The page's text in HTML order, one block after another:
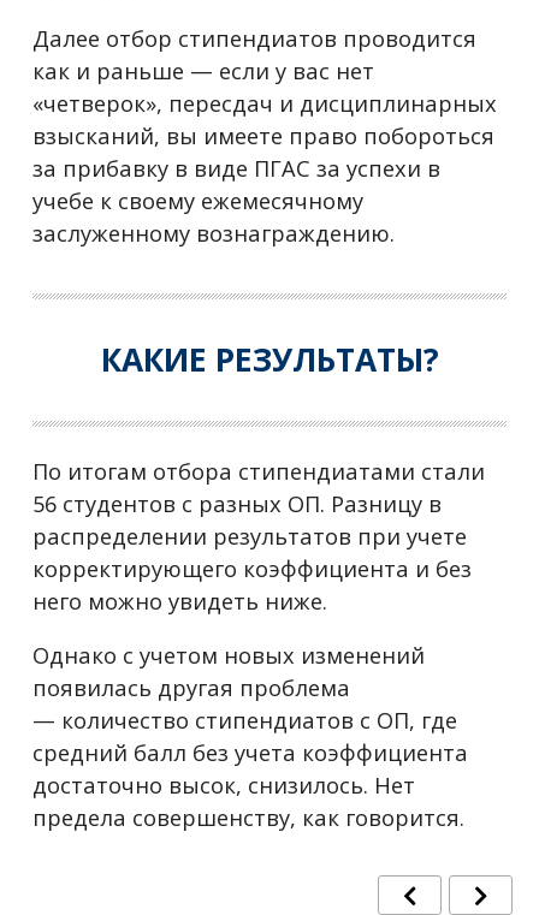
Далее отбор стипендиатов проводится
как и раньше — если у вас нет
«четверок», пересдач и дисциплинарных
взысканий, вы имеете право побороться
за прибавку в виде ПГАС за успехи в
учебе к своему ежемесячному
заслуженному вознаграждению.
КАКИЕ РЕЗУЛЬТАТЫ?
По итогам отбора стипендиатами стали
56 студентов с разных ОП. Разницу в
распределении результатов при учете
корректирующего коэффициента и без
него можно увидеть ниже.
Однако с учетом новых изменений
появилась другая проблема
— количество стипендиатов с ОП, где
средний балл без учета коэффициента
достаточно высок, снизилось. Нет
предела совершенству, как говорится.